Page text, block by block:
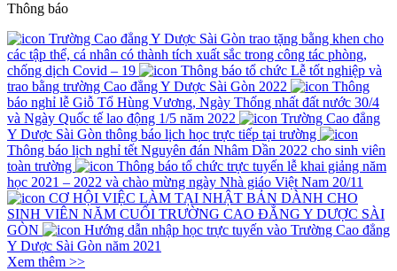
Thông báo
Trường Cao đẳng Y Dược Sài Gòn trao tặng bằng khen cho
các tập thể, cá nhân có thành tích xuất sắc trong công tác phòng,
chống dịch Covid – 19
Thông báo tổ chức Lễ tốt nghiệp và
trao bằng trường Cao đẳng Y Dược Sài Gòn 2022
Thông
báo nghỉ lễ Giỗ Tổ Hùng Vương, Ngày Thống nhất đất nước 30/4
và Ngày Quốc tế lao động 1/5 năm 2022
Trường Cao đẳng
Y Dược Sài Gòn thông báo lịch học trực tiếp tại trường
Thông báo lịch nghỉ tết Nguyên đán Nhâm Dần 2022 cho sinh viên
toàn trường
Thông báo tổ chức trực tuyến lễ khai giảng năm
học 2021 – 2022 và chào mừng ngày Nhà giáo Việt Nam 20/11
CƠ HỘI VIỆC LÀM TẠI NHẬT BẢN DÀNH CHO
SINH VIÊN NĂM CUỐI TRƯỜNG CAO ĐẲNG Y DƯỢC SÀI
GÒN
Hướng dẫn nhập học trực tuyến vào Trường Cao đẳng
Y Dược Sài Gòn năm 2021
Xem thêm >>